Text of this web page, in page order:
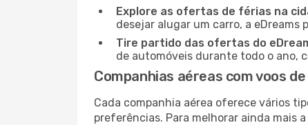
Explore as ofertas de férias na
desejar alugar um carro, a
Tire partido das ofertas do
de automóveis durante todo o ano,
Companhias aéreas com voos
Cada companhia aérea oferece vários
preferências. Para melhorar ainda mais